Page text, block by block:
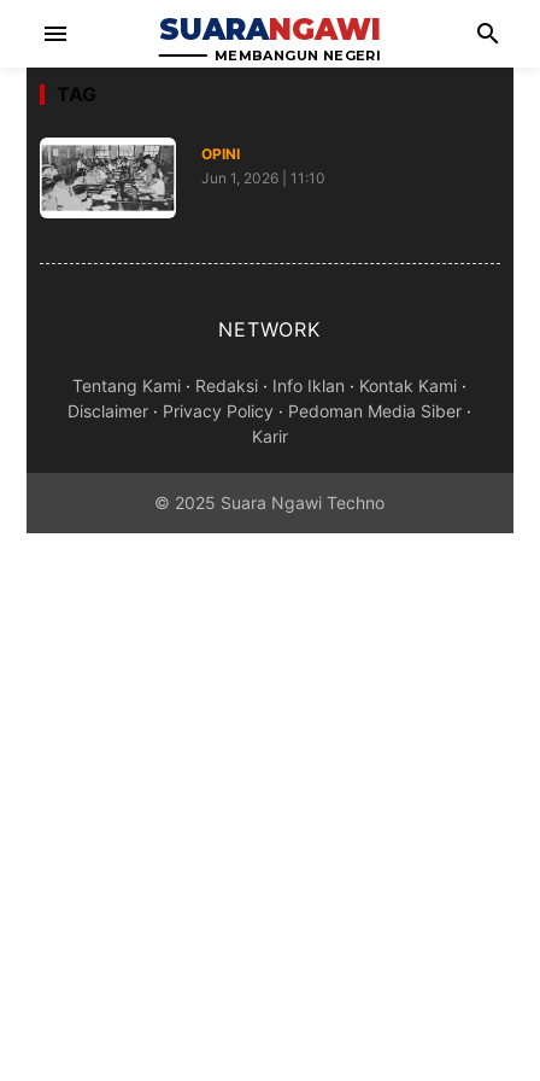
menu SUARANGAWI
MEMBANGUN NEGERI
search
TAG
OPINI
Jun 1, 2026 | 11:10
NETWORK
Tentang Kami · Redaksi · Info Iklan · Kontak Kami ·
Disclaimer · Privacy Policy · Pedoman Media Siber ·
Karir
© 2025 Suara Ngawi Techno